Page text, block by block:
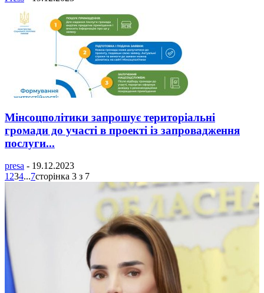
Мінсоцполітики запрошує територіальні
громади до участі в проекті із запровадження
послуги...
presa - 19.12.2023
1234...7сторінка 3 з 7